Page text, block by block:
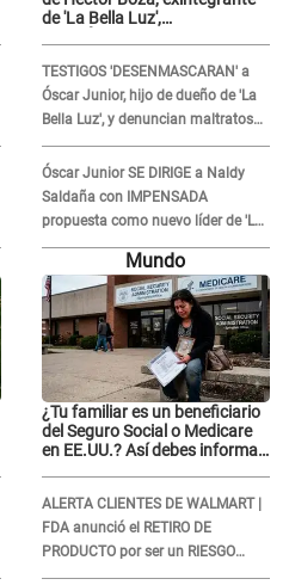
de 'La Bella Luz',
"Grábame..."
TESTIGOS 'DESENMASCARAN' a
Óscar Junior, hijo de dueño de 'La
Bella Luz', y denuncian maltratos
en la orquesta: "Los humilla..."
Óscar Junior SE DIRIGE a Naldy
Saldaña con IMPENSADA
propuesta como nuevo líder de 'La
Bella Luz' tras denuncia: "Otro tipo
Mundo
¿Tu familiar es un beneficiario
del Seguro Social o Medicare
en EE.UU.? Así debes informar
ALERTA CLIENTES DE WALMART |
FDA anunció el RETIRO DE
PRODUCTO por ser un RIESGO
MORTAL para consumidores: ¿Cuál